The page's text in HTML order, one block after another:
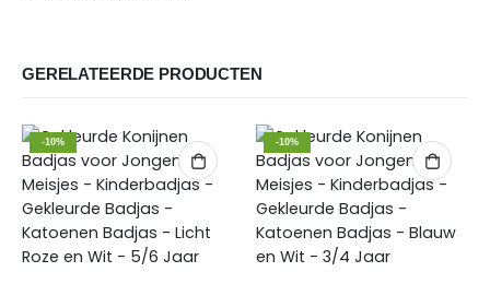
GERELATEERDE PRODUCTEN
-10% -10%